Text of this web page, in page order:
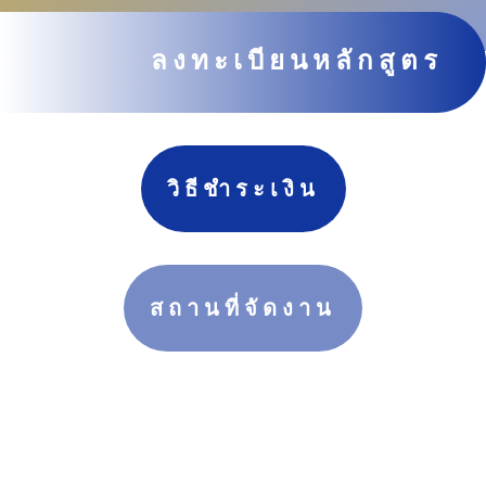
ลงทะเบียนหลักสูตร
วิธีชำระเงิน
สถานที่จัดงาน